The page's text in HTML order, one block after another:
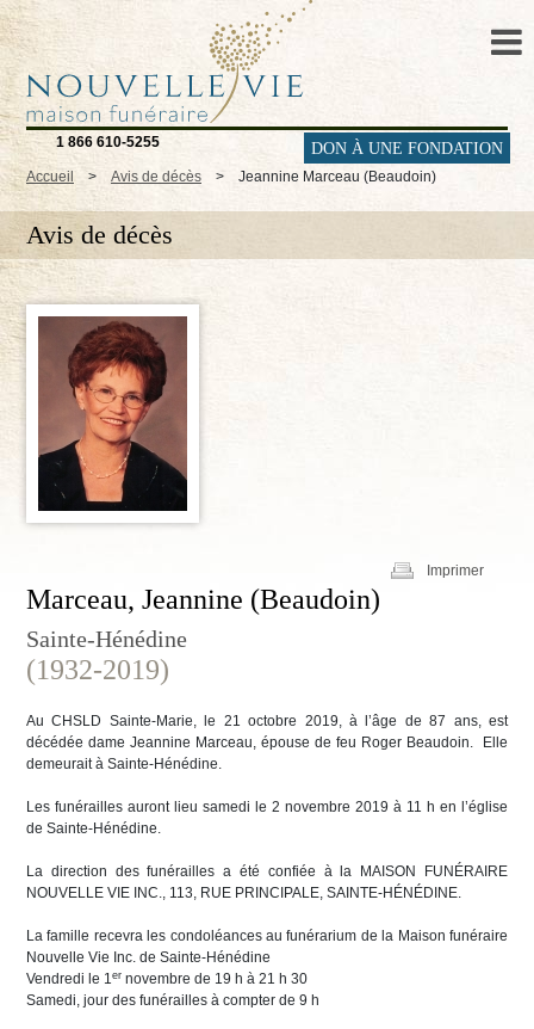
1 866 610-5255 DON À UNE FONDATION
Accueil > Avis de décès > Jeannine Marceau (Beaudoin)
Avis de décès
Imprimer
Marceau, Jeannine (Beaudoin)
Sainte-Hénédine
(1932-2019)
Au CHSLD Sainte-Marie, le 21 octobre 2019, à l’âge de 87 ans, est
décédée dame Jeannine Marceau, épouse de feu Roger Beaudoin. Elle
demeurait à Sainte-Hénédine.
Les funérailles auront lieu samedi le 2 novembre 2019 à 11 h en l’église
de Sainte-Hénédine.
La direction des funérailles a été confiée à la MAISON FUNÉRAIRE
NOUVELLE VIE INC., 113, RUE PRINCIPALE, SAINTE-HÉNÉDINE.
La famille recevra les condoléances au funérarium de la Maison funéraire
Nouvelle Vie Inc. de Sainte-Hénédine
Vendredi le 1er novembre de 19 h à 21 h 30
Samedi, jour des funérailles à compter de 9 h